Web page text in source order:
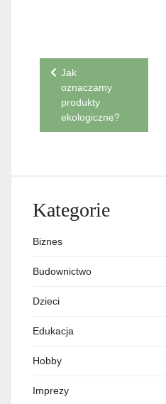
Nawigacja
wpisu
Jak
oznaczamy
produkty
ekologiczne?
Kategorie
Biznes
Budownictwo
Dzieci
Edukacja
Hobby
Imprezy